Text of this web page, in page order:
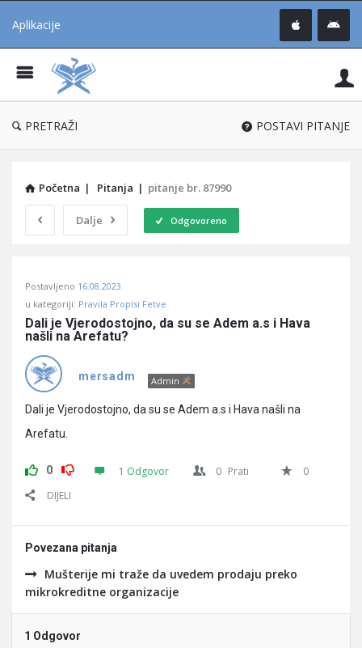
Aplikacije
®
PRETRAŽI POSTAVI PITANJE
Početna | Pitanja | pitanje br. 87990
Dalje Odgovoreno
Učene
Latest
Pitanja
Postavljeno 16.08.2023
u kategoriji: Pravila Propisi Fetve
Dali je Vjerodostojno, da su se Adem a.s i Hava
našli na Arefatu?
mersadm Admin
Dali je Vjerodostojno, da su se Adem a.s i Hava našli na
Arefatu.
0 1 Odgovor 0 Prati
0
DIJELI
Povezana pitanja
Mušterije mi traže da uvedem prodaju preko
mikrokreditne organizacije
1 Odgovor